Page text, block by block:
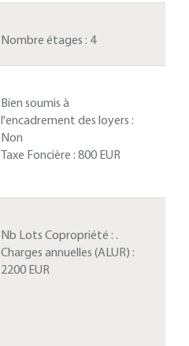
Nombre étages : 4
Bien soumis à
l'encadrement des loyers :
Non
Taxe Foncière : 800 EUR
Nb Lots Copropriété : .
Charges annuelles (ALUR) :
2200 EUR